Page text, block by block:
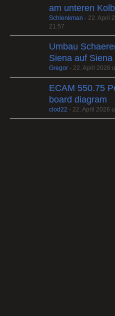
am unteren
Schlenkman - 22. April
21:57
Umbau
Siena auf Siena
Gregor - 22. April 2026
ECAM 550.75
board diagram
clod22 - 22. April 2026